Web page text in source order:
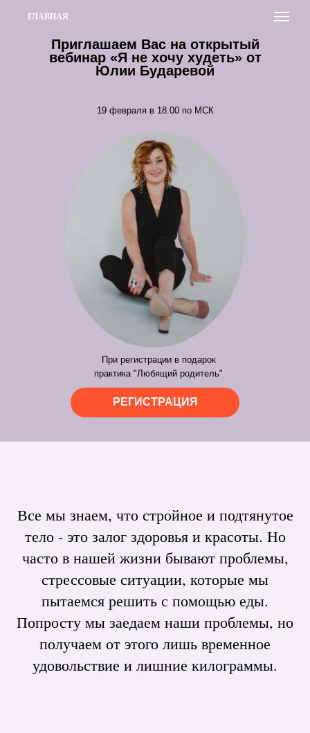
ГЛАВНАЯ
Приглашаем Вас на открытый
вебинар «Я не хочу худеть» от
Юлии Бударевой
19 февраля в 18.00 по МСК
При регистрации в подарок
практика "Любящий родитель"
РЕГИСТРАЦИЯ
Все мы знаем, что стройное и подтянутое
тело - это залог здоровья и красоты. Но
часто в нашей жизни бывают проблемы,
стрессовые ситуации, которые мы
пытаемся решить с помощью еды.
Попросту мы заедаем наши проблемы, но
получаем от этого лишь временное
удовольствие и лишние килограммы.